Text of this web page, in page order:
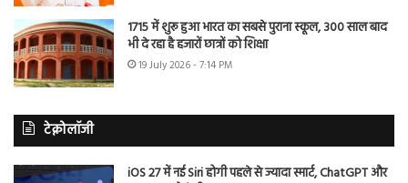
1715 में शुरू हुआ भारत का सबसे पुराना स्कूल, 300 साल बाद
भी दे रहा है हजारों छात्रों को शिक्षा
19 July 2026 - 7:14 PM
टेक्नोलॉजी
iOS 27 में नई Siri होगी पहले से ज्यादा स्मार्ट, ChatGPT और